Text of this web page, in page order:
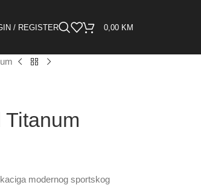
/ REGISTER 0,00 KM
modernog sportskog